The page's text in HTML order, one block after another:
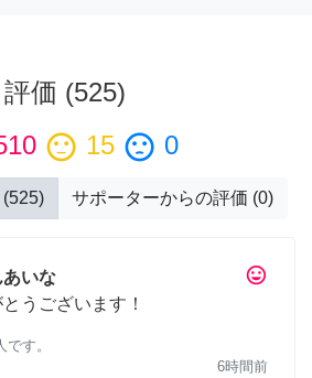
評価 (525)
sentiment_neutral 15 sentiment_dissatisfied 0
(525) サポーターからの評価 (0)
tag_faces
あいな
うございます！
す。
6時間前